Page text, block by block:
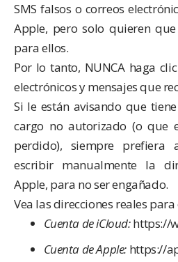
SMS falsos o correos
Apple, pero solo quieren
para ellos.
Por lo tanto, NUNCA haga
electrónicos y mensajes que
Si le están avisando que
cargo no autorizado (o que
perdido), siempre prefiera
escribir manualmente la
Apple, para no ser engañado.
Vea las direcciones reales
Cuenta de iCloud:https://
Cuenta de Apple: https://